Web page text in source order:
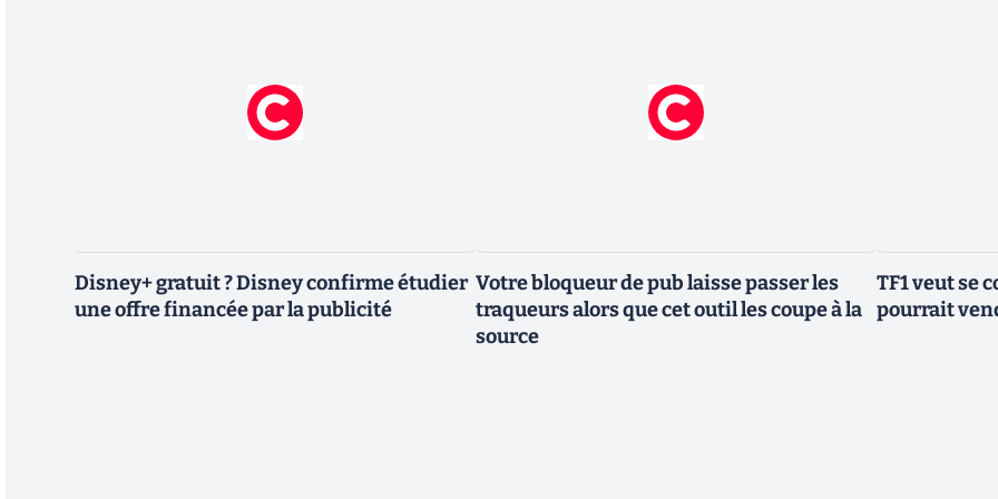
Disney+ gratuit ? Disney confirme étudier
une offre financée par la publicité
Votre bloqueur de pub laisse passer les
traqueurs alors que cet outil les coupe à la
source
TF1 veut se
pourrait